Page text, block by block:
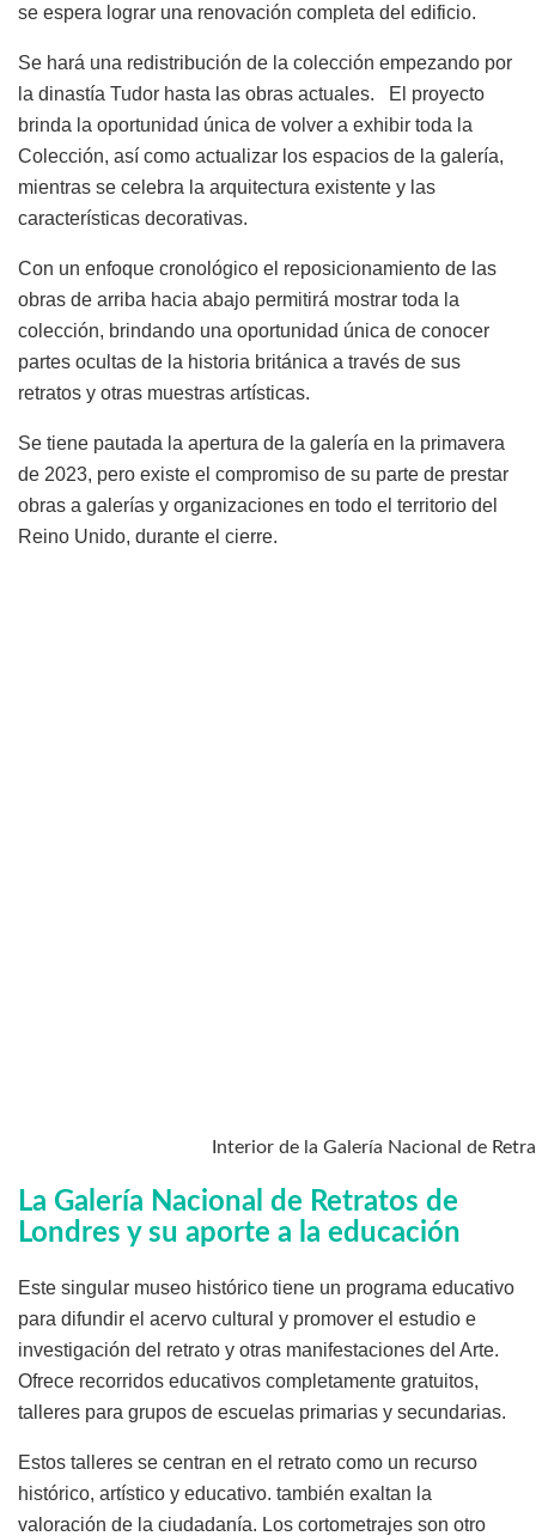
se espera lograr una renovación completa del edificio.
Se hará una redistribución de la colección empezando por
la dinastía Tudor hasta las obras actuales. El proyecto
brinda la oportunidad única de volver a exhibir toda la
Colección, así como actualizar los espacios de la galería,
mientras se celebra la arquitectura existente y las
características decorativas.
Con un enfoque cronológico el reposicionamiento de las
obras de arriba hacia abajo permitirá mostrar toda la
colección, brindando una oportunidad única de conocer
partes ocultas de la historia británica a través de sus
retratos y otras muestras artísticas.
Se tiene pautada la apertura de la galería en la primavera
de 2023, pero existe el compromiso de su parte de prestar
obras a galerías y organizaciones en todo el territorio del
Reino Unido, durante el cierre.
Interior de la Galería Nacional de
La Galería Nacional de Retratos de
Londres y su aporte a la educación
Este singular museo histórico tiene un programa educativo
para difundir el acervo cultural y promover el estudio e
investigación del retrato y otras manifestaciones del Arte.
Ofrece recorridos educativos completamente gratuitos,
talleres para grupos de escuelas primarias y secundarias.
Estos talleres se centran en el retrato como un recurso
histórico, artístico y educativo. también exaltan la
valoración de la ciudadanía. Los cortometrajes son otro